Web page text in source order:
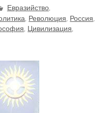
Евразийство,
Революция Россия
Цивилизация